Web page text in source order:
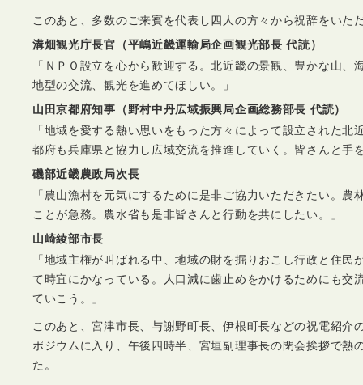
このあと、多数のご来賓を代表し四人の方々から祝辞をいた
溝畑観光庁長官（平嶋近畿運輸局企画観光部長 代読）
「ＮＰＯ設立を心から歓迎する。北近畿の景観、豊かな山、
地型の交流、観光を進めてほしい。」
山田京都府知事（野村中丹広域振興局企画総務部長 代読）
「地域を愛する熱い思いをもった方々によって設立された北
都府も兵庫県と協力し広域交流を推進していく。皆さんと手
磯部近畿農政局次長
「農山漁村を元気にするために是非ご協力いただきたい。農
ことが急務。農水省も是非皆さんと行動を共にしたい。」
山崎綾部市長
「地域主権が叫ばれる中、地域の財を掘りおこし行政と住民
て時宜にかなっている。人口減に歯止めをかけるためにも交
ていこう。」
このあと、宮津市長、与謝野町長、伊根町長などの祝電紹介
ポジウムに入り、午後四時半、宮垣副理事長の閉会挨拶で熱
た。